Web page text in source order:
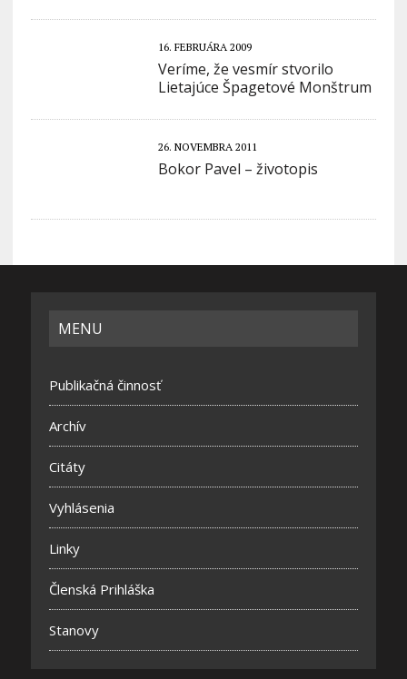
16. FEBRUÁRA 2009
Veríme, že vesmír stvorilo
Lietajúce Špagetové Monštrum
26. NOVEMBRA 2011
Bokor Pavel – životopis
MENU
Publikačná činnosť
Archív
Citáty
Vyhlásenia
Linky
Členská Prihláška
Stanovy